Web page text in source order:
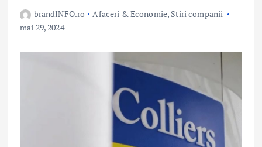
brandINFO.ro Afaceri & Economie, Stiri companii
mai 29, 2024